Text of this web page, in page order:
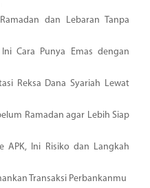
dan Lebaran Tanpa
Cara Punya Emas dengan
Reksa Dana Syariah Lewat
Ramadan agar Lebih Siap
APK, Ini Risiko dan Langkah
Transaksi Perbankanmu